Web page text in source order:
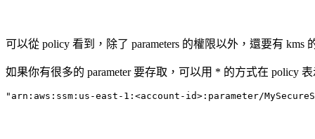
可以從 policy 看到，除了 parameters 的權限以外，還要有 kms
如果你有很多的 parameter 要存取，可以用 * 的方式在 policy 表
"arn:aws:ssm:us-east-1:<account-id>:parameter/